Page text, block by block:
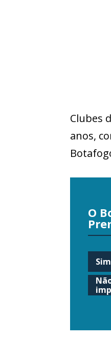
Clubes
anos,
O